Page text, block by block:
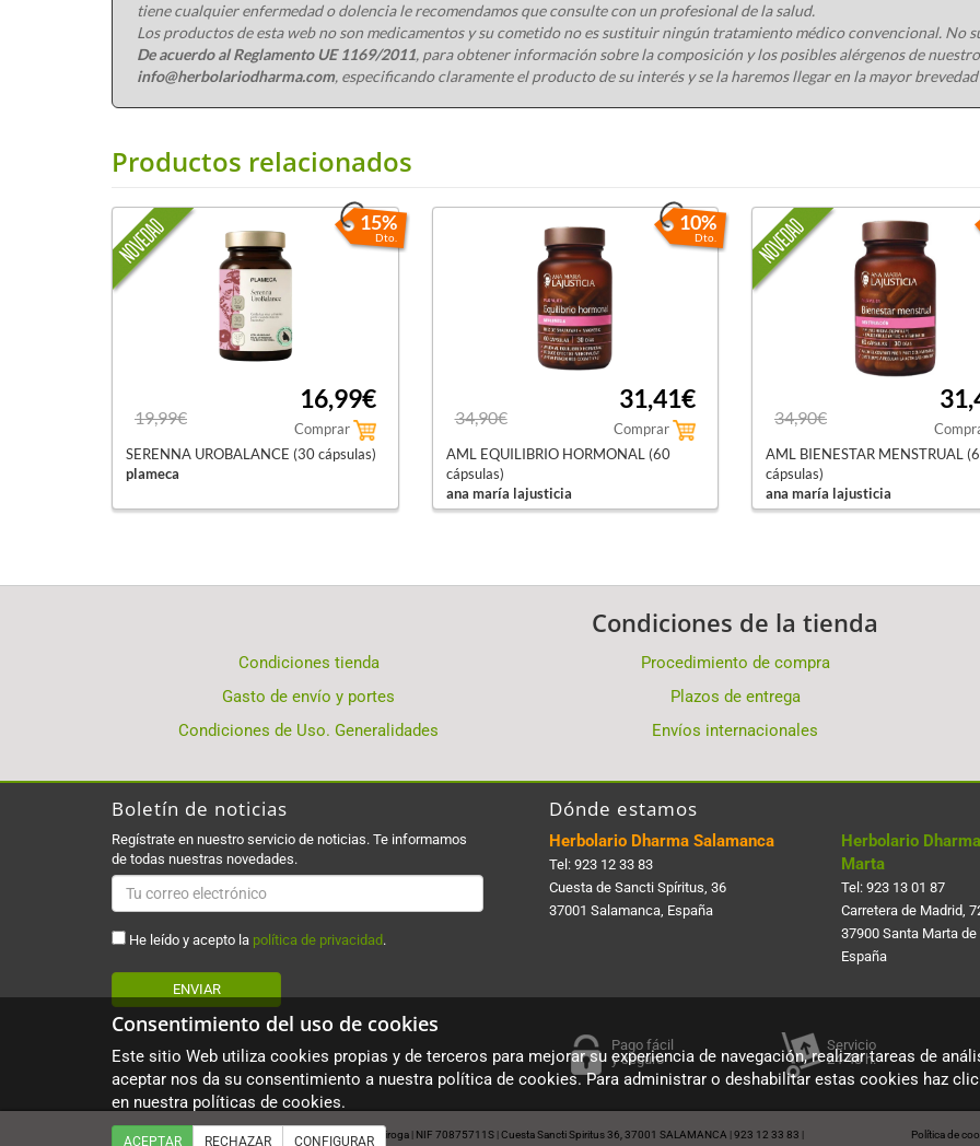
tiene cualquier enfermedad o dolencia le recomendamos que consulte con un profesional de la salud.
Los productos de esta web no son medicamentos y su cometido no es sustituir ningún tratamiento médico convencional. No
De acuerdo al Reglamento UE 1169/2011, para obtener información sobre la composición y los posibles alérgenos de
info@herbolariodharma.com, especificando claramente el producto de su interés y se la haremos llegar en la mayor
Productos relacionados
15%
Dto.
19,99€
16,99€
Comprar
SERENNA UROBALANCE (30 cápsulas)
plameca
10%
Dto.
34,90€
31,41€
Comprar
AML EQUILIBRIO HORMONAL (60
cápsulas)
ana maría lajusticia
34,90€
AML BIENESTAR MENSTRUAL
cápsulas)
ana maría lajusticia
Condiciones de la tienda
Condiciones tienda Procedimiento de compra
Gasto de envío y portes
Plazos de entrega
Condiciones de Uso. Generalidades
Envíos internacionales
Boletín de noticias
Regístrate en nuestro servicio de noticias. Te informamos
de todas nuestras novedades.
He leído y acepto la política de privacidad .
ENVIAR
Dónde estamos
Herbolario Dharma Salamanca
Tel: 923 12 33 83
Cuesta de Sancti Spí­ritus, 36
37001 Salamanca, España
Herbolario
Marta
Tel: 923 13 01 87
Carretera de Madrid,
37900 Santa Marta de
España
Pago fácil
y seguro
Servicio
24-48 h.
Copyright © Herbolario Dharma 2026 David Sánchez Quiroga NIF 70875711S Cuesta Sancti Spiritus 36, 37001 SALAMANCA 923 12 33 83 Política de
Consentimiento del uso de cookies
Este sitio Web utiliza cookies propias y de terceros para mejorar su experiencia de navegación, realizar tareas de
aceptar nos da su consentimiento a nuestra política de cookies. Para administrar o deshabilitar estas cookies haz
en nuestra políticas de cookies.
ACEPTAR RECHAZAR CONFIGURAR